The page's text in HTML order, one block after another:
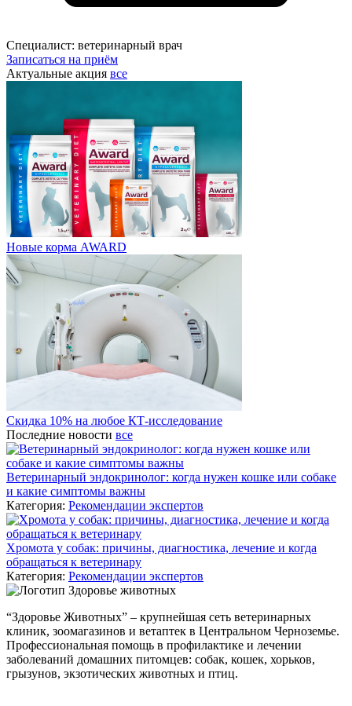
Специалист: ветеринарный врач
Записаться на приём
Актуальные акция все
Новые корма AWARD
Скидка 10% на любое КТ-исследование
Последние новости все
Ветеринарный эндокринолог: когда нужен кошке или собаке
и какие симптомы важны
Категория: Рекомендации экспертов
Хромота у собак: причины, диагностика, лечение и когда
обращаться к ветеринару
Категория: Рекомендации экспертов
“Здоровье Животных” – крупнейшая сеть ветеринарных
клиник, зоомагазинов и ветаптек в Центральном Черноземье.
Профессиональная помощь в профилактике и лечении
заболеваний домашних питомцев: собак, кошек, хорьков,
грызунов, экзотических животных и птиц.